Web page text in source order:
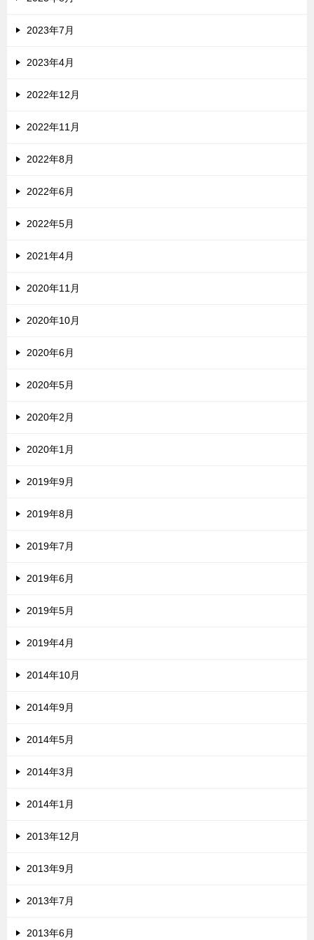
2023年7月
2023年4月
2022年12月
2022年11月
2022年8月
2022年6月
2022年5月
2021年4月
2020年11月
2020年10月
2020年6月
2020年5月
2020年2月
2020年1月
2019年9月
2019年8月
2019年7月
2019年6月
2019年5月
2019年4月
2014年10月
2014年9月
2014年5月
2014年3月
2014年1月
2013年12月
2013年9月
2013年7月
2013年6月